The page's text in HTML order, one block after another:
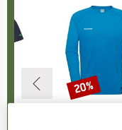
Rabatt
20%